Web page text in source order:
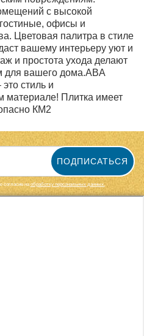
с высокой
офисы и
Цветовая палитра в стиле
вашему интерьеру уют и
и простота ухода делают
для вашего дома.ABA
стиль и
материале! Плитка имеет
КМ2
ПОДПИСАТЬСЯ
cогласие наобработку персональных данных.